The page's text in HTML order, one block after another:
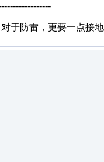
于防雷，更要一点接